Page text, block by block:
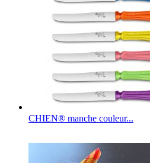
CHIEN® manche couleur...